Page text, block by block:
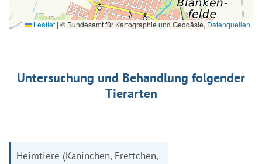
Leaflet | © Bundesamt für Kartographie und Geodäsie, Datenquellen
Untersuchung und Behandlung folgender
Tierarten
Heimtiere (Kaninchen, Frettchen,